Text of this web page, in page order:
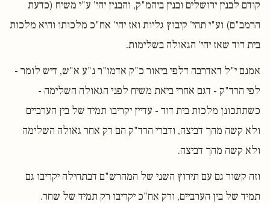
קודם לבנין ירושלים ובנין ביהמ"ק, והבנין יהי' ע"י משיח (כדעת
הרמב"ם) וע"י תהי' קיבוץ גליות ואז יהי' אח"כ מלכותו והיא מלכות
בית דוד שאז יהי' הגאולה בשלימות.
אמנם י"ל דאדרבה דלפי ביאור כ"ק אדמו"ר נ"ע א"ש, דיש לומר -
לפי הרד"ק - דגם אחרי ביאת משיח לפני הגאולה השלימה -
כשתתכונן מלכות בית דוד - עדיין יקריבו תמיד של בין הערביים
ולא קשה מהך דביצה, ודברי הרד"ק הם רק אחר גאולה השלימה
ולא קשה מהך דביצה.
וזה קשור גם עם תירוץ השני של המהרש"ם דבתחילה יקריבו גם
תמיד של בין הערביים, ורק אח"כ יקריבו רק תמיד של שחר.